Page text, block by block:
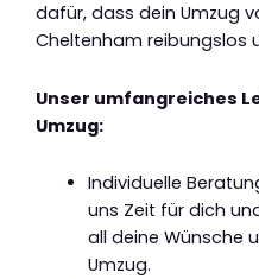
dafür, dass dein Umzug
Cheltenham reibungslos
Unser umfangreiches
Umzug:
Individuelle
uns Zeit für dich
all deine Wünsche
Umzug.